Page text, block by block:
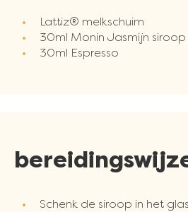
Lattiz® melkschuim
30ml Monin Jasmijn siroop
30ml Espresso
Schenk de siroop in het